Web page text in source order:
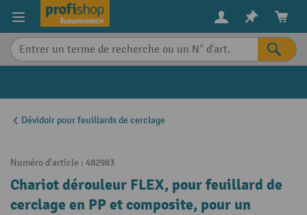
content
Dévidoir pour feuillards de cerclage
Numéro d'article : 482983
Chariot dérouleur FLEX, pour feuillard de
cerclage en PP et composite, pour un